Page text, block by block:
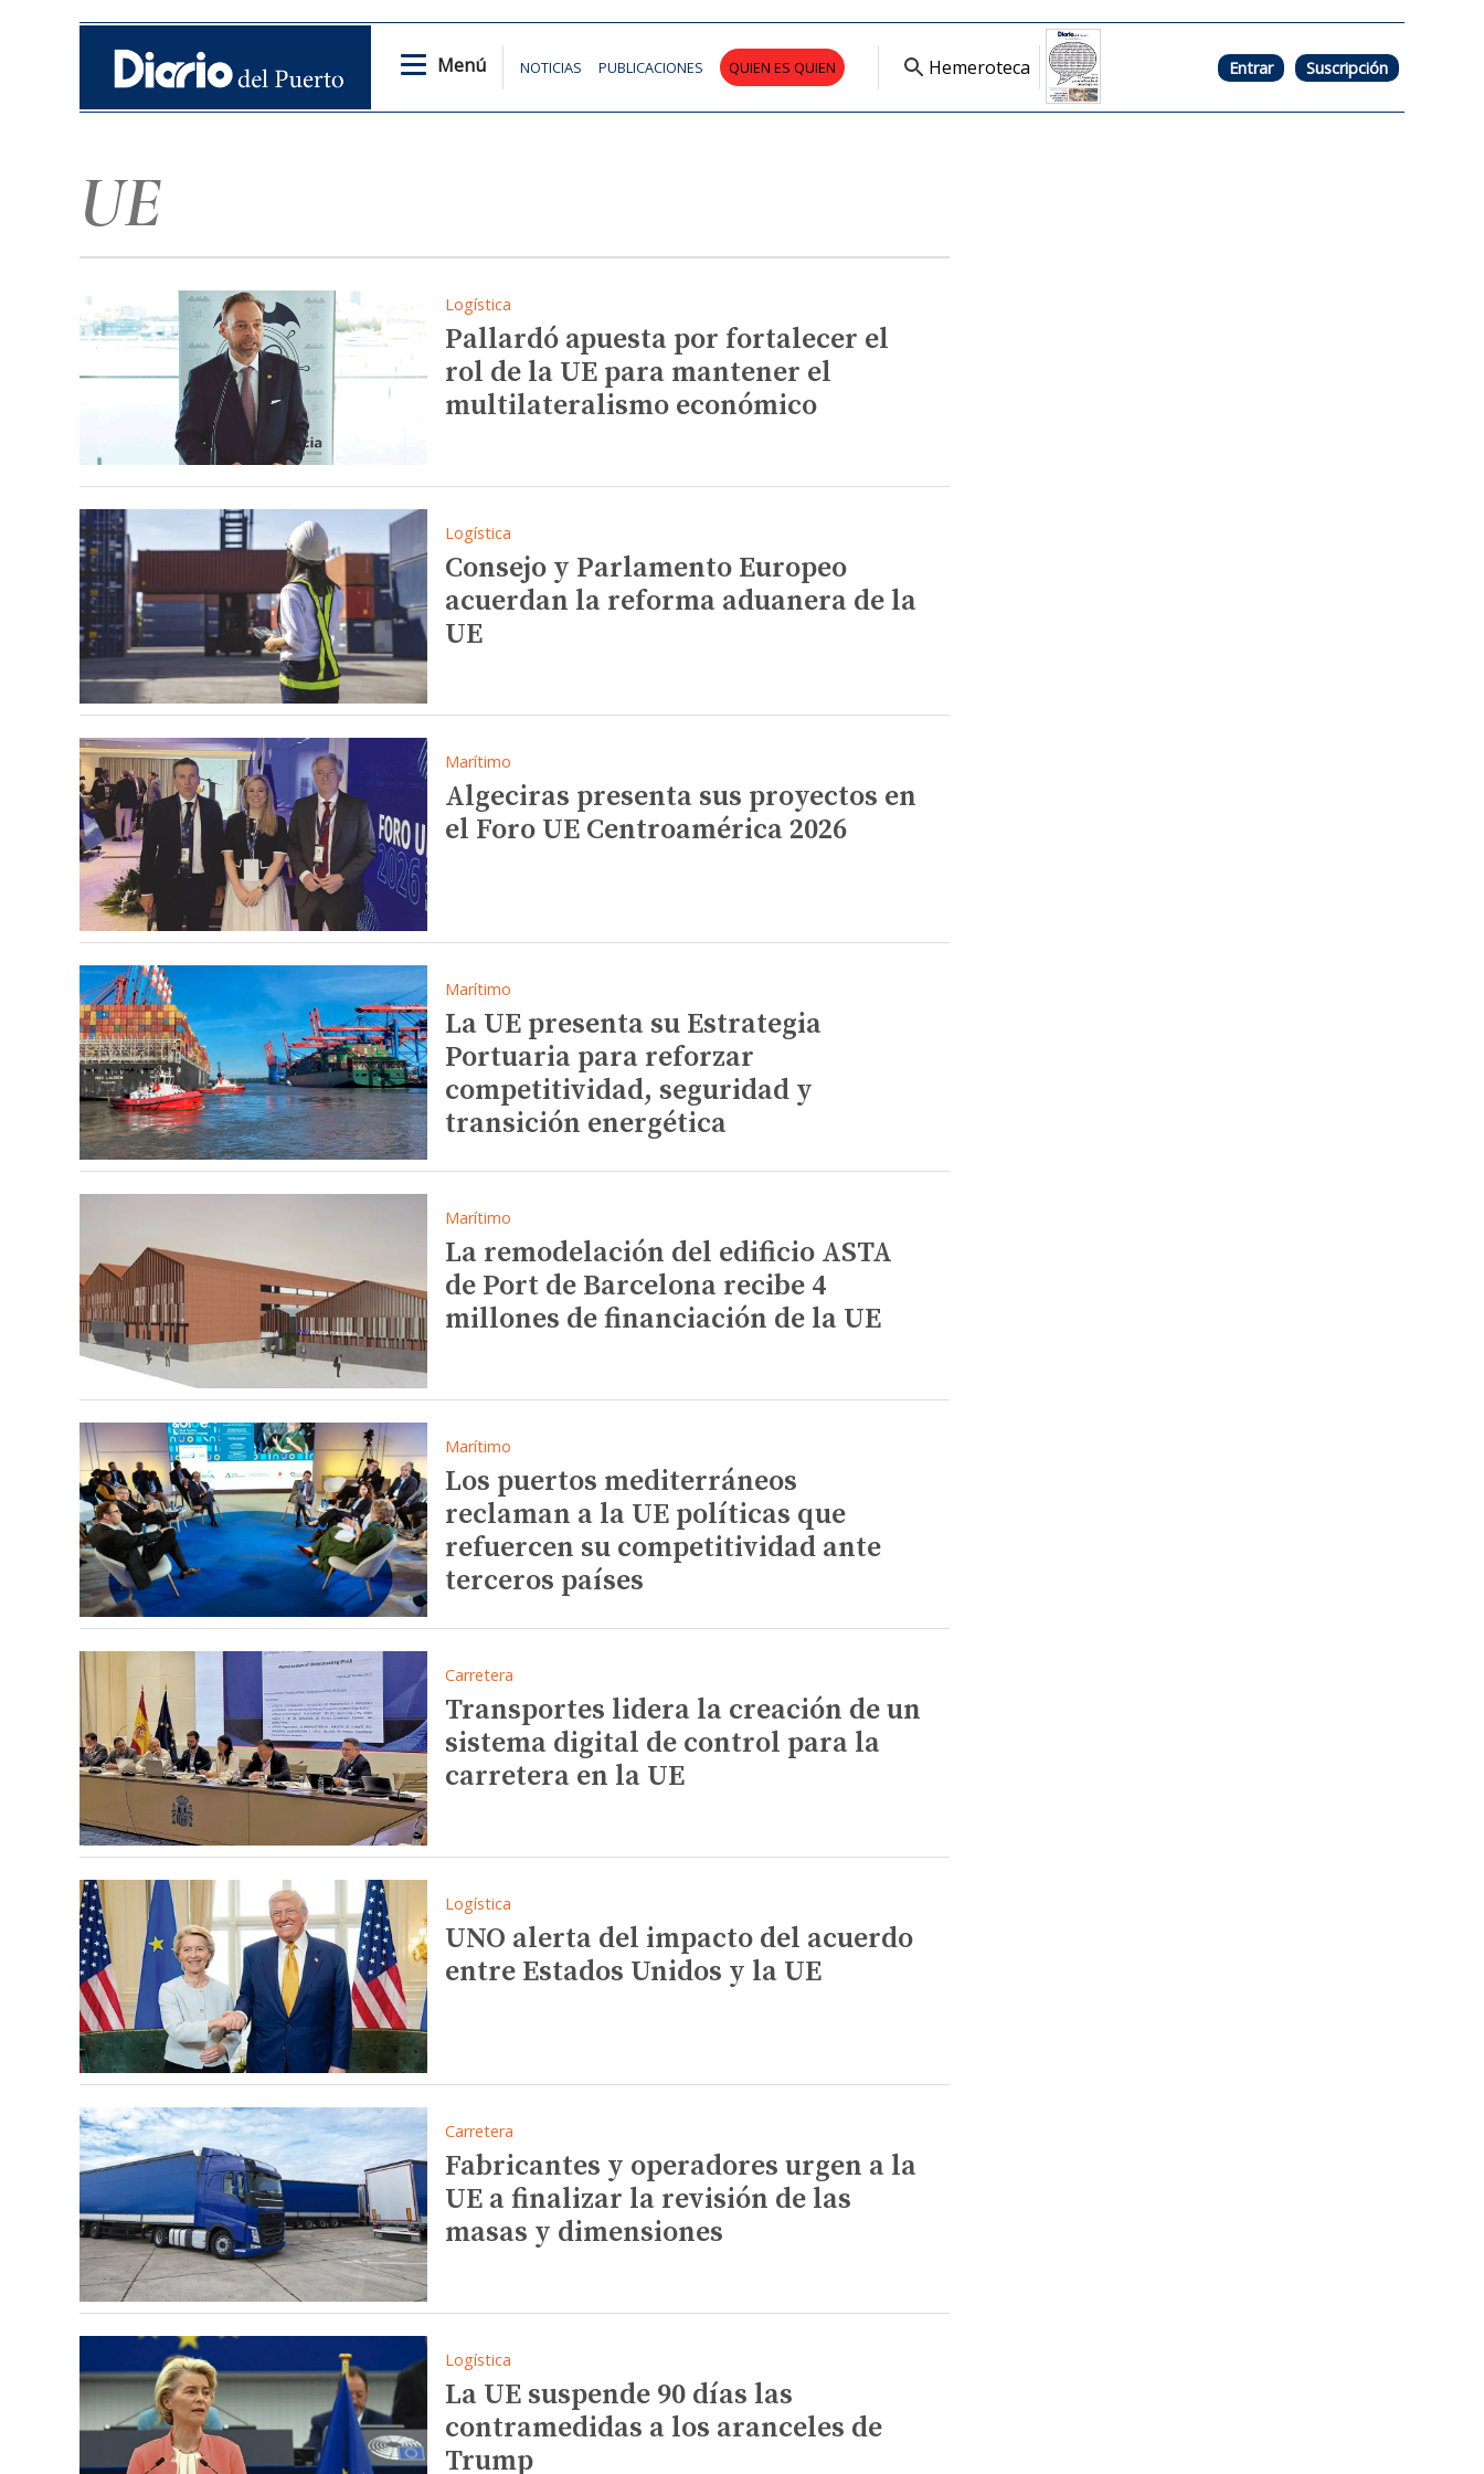
Menú NOTICIAS PUBLICACIONES QUIEN ES QUIEN Hemeroteca Entrar Suscripción
UE
Logística
Pallardó apuesta por fortalecer el
rol de la UE para mantener el
multilateralismo económico
Logística
Consejo y Parlamento Europeo
acuerdan la reforma aduanera de la
UE
Marítimo
Algeciras presenta sus proyectos en
el Foro UE Centroamérica 2026
Marítimo
La UE presenta su Estrategia
Portuaria para reforzar
competitividad, seguridad y
transición energética
Marítimo
La remodelación del edificio ASTA
de Port de Barcelona recibe 4
millones de financiación de la UE
Marítimo
Los puertos mediterráneos
reclaman a la UE políticas que
refuercen su competitividad ante
terceros países
Carretera
Transportes lidera la creación de un
sistema digital de control para la
carretera en la UE
Logística
UNO alerta del impacto del acuerdo
entre Estados Unidos y la UE
Carretera
Fabricantes y operadores urgen a la
UE a finalizar la revisión de las
masas y dimensiones
Logística
La UE suspende 90 días las
contramedidas a los aranceles de
Trump